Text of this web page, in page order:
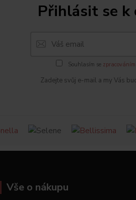
Přihlásit se
Souhlasím se
Zadejte svůj e-mail a my Vás
Vše o nákupu